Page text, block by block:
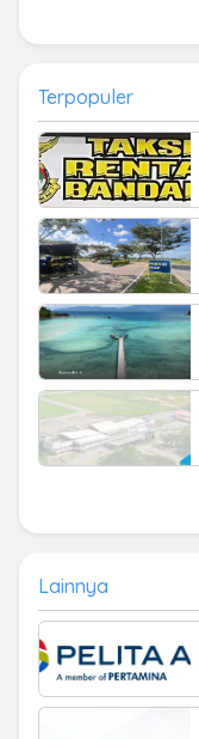
Terpopuler
Lainnya